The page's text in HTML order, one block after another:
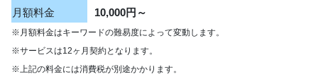
月額料金
10,000円～
※月額料金はキーワードの難易度によって変動します。
※サービスは12ヶ月契約となります。
※上記の料金には消費税が別途かかります。